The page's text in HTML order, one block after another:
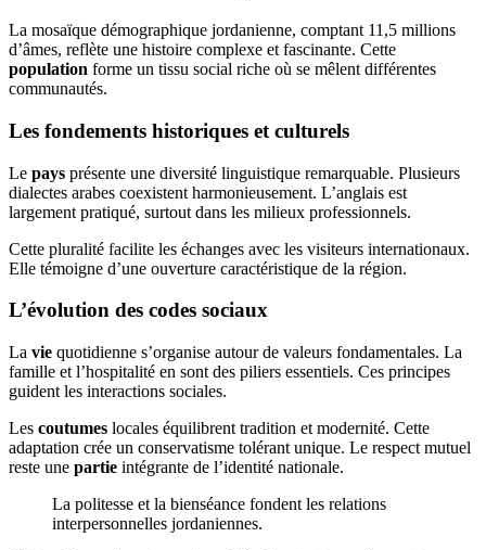
La mosaïque démographique jordanienne, comptant 11,5 millions
d’âmes, reflète une histoire complexe et fascinante. Cette
population forme un tissu social riche où se mêlent différentes
communautés.
Les fondements historiques et culturels
Le pays présente une diversité linguistique remarquable. Plusieurs
dialectes arabes coexistent harmonieusement. L’anglais est
largement pratiqué, surtout dans les milieux professionnels.
Cette pluralité facilite les échanges avec les visiteurs internationaux.
Elle témoigne d’une ouverture caractéristique de la région.
L’évolution des codes sociaux
La vie quotidienne s’organise autour de valeurs fondamentales. La
famille et l’hospitalité en sont des piliers essentiels. Ces principes
guident les interactions sociales.
Les coutumes locales équilibrent tradition et modernité. Cette
adaptation crée un conservatisme tolérant unique. Le respect mutuel
reste une partie intégrante de l’identité nationale.
La politesse et la bienséance fondent les relations
interpersonnelles jordaniennes.